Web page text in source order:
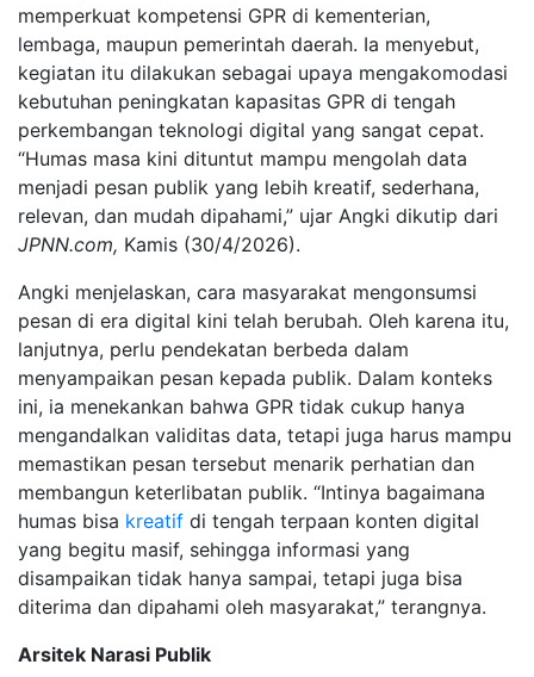
memperkuat kompetensi GPR di kementerian,
lembaga, maupun pemerintah daerah. Ia menyebut,
kegiatan itu dilakukan sebagai upaya mengakomodasi
kebutuhan peningkatan kapasitas GPR di tengah
perkembangan teknologi digital yang sangat cepat.
“Humas masa kini dituntut mampu mengolah data
menjadi pesan publik yang lebih kreatif, sederhana,
relevan, dan mudah dipahami,” ujar Angki dikutip dari
JPNN.com, Kamis (30/4/2026).
Angki menjelaskan, cara masyarakat mengonsumsi
pesan di era digital kini telah berubah. Oleh karena itu,
lanjutnya, perlu pendekatan berbeda dalam
menyampaikan pesan kepada publik. Dalam konteks
ini, ia menekankan bahwa GPR tidak cukup hanya
mengandalkan validitas data, tetapi juga harus mampu
memastikan pesan tersebut menarik perhatian dan
membangun keterlibatan publik. “Intinya bagaimana
humas bisa kreatif di tengah terpaan konten digital
yang begitu masif, sehingga informasi yang
disampaikan tidak hanya sampai, tetapi juga bisa
diterima dan dipahami oleh masyarakat,” terangnya.
Arsitek Narasi Publik